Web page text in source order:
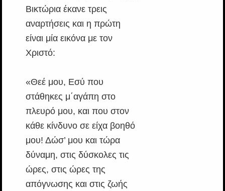
Βικτώρια έκανε τρεις
αναρτήσεις και η πρώτη
είναι μία εικόνα με τον
Χριστό:
«Θεέ μου, Εσύ που
στάθηκες μ΄αγάπη στο
πλευρό μου, και που στον
κάθε κίνδυνο σε είχα βοηθό
μου! Δώσ’ μου και τώρα
δύναμη, στις δύσκολες τις
ώρες, στις ώρες της
απόγνωσης και στις ζωής